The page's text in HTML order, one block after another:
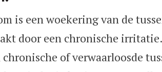
is een woekering van de
door een chronische
chronische of verwaarloosde